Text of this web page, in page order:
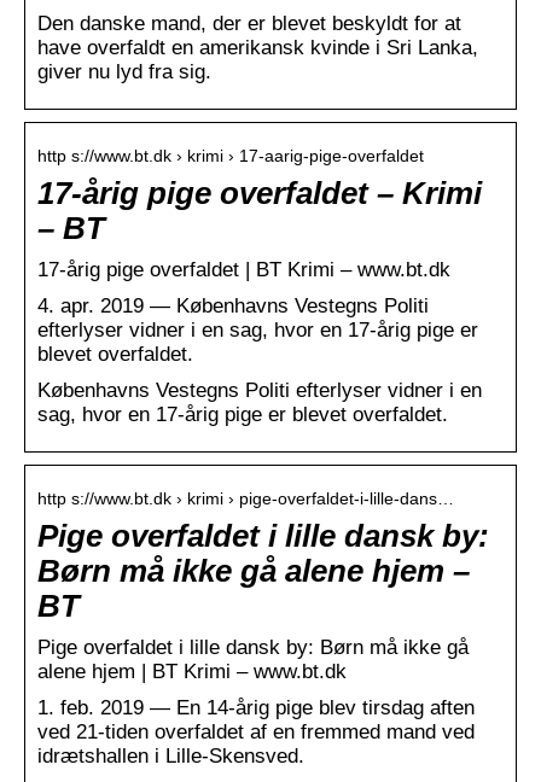
Den danske mand, der er blevet beskyldt for at
have overfaldt en amerikansk kvinde i Sri Lanka,
giver nu lyd fra sig.
http s://www.bt.dk › krimi › 17-aarig-pige-overfaldet
17-årig pige overfaldet – Krimi
– BT
17-årig pige overfaldet | BT Krimi – www.bt.dk
4. apr. 2019 — Københavns Vestegns Politi
efterlyser vidner i en sag, hvor en 17-årig pige er
blevet overfaldet.
Københavns Vestegns Politi efterlyser vidner i en
sag, hvor en 17-årig pige er blevet overfaldet.
http s://www.bt.dk › krimi › pige-overfaldet-i-lille-dans…
Pige overfaldet i lille dansk by:
Børn må ikke gå alene hjem –
BT
Pige overfaldet i lille dansk by: Børn må ikke gå
alene hjem | BT Krimi – www.bt.dk
1. feb. 2019 — En 14-årig pige blev tirsdag aften
ved 21-tiden overfaldet af en fremmed mand ved
idrætshallen i Lille-Skensved.